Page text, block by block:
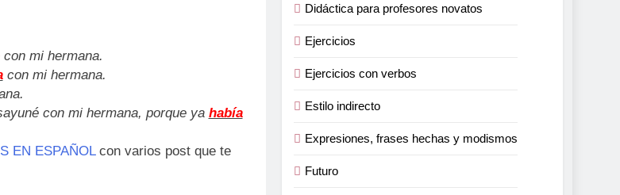
con mi hermana.
con mi hermana.
con mi hermana, porque ya había
EN ESPAÑOLcon varios post que te
Didáctica para profesores novatos
Ejercicios
Ejercicios con verbos
Estilo indirecto
Expresiones, frases hechas y modismos
Futuro